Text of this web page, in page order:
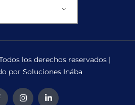
los derechos reservados |
por Soluciones Inába